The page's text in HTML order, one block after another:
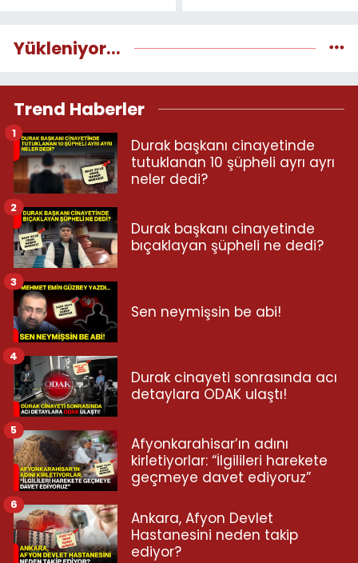
Yükleniyor...
Trend Haberler
Durak başkanı cinayetinde
tutuklanan 10 şüpheli ayrı ayrı
neler dedi?
1
Durak başkanı cinayetinde
bıçaklayan şüpheli ne dedi?
2
Sen neymişsin be abi!
3
Durak cinayeti sonrasında acı
detaylara ODAK ulaştı!
4
Afyonkarahisar’ın adını
kirletiyorlar: “İlgilileri harekete
geçmeye davet ediyoruz”
5
Ankara, Afyon Devlet
Hastanesini neden takip
ediyor?
6